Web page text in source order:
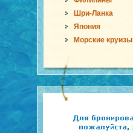
Шри-Ланка
Япония
Морские круизы